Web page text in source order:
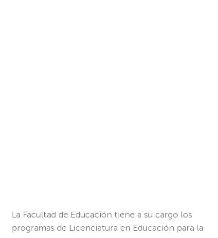
La Facultad de Educación tiene a su cargo los
programas de Licenciatura en Educación para la